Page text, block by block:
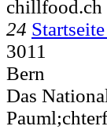
chillfood.ch
24 Startseite
3011
Bern
Das